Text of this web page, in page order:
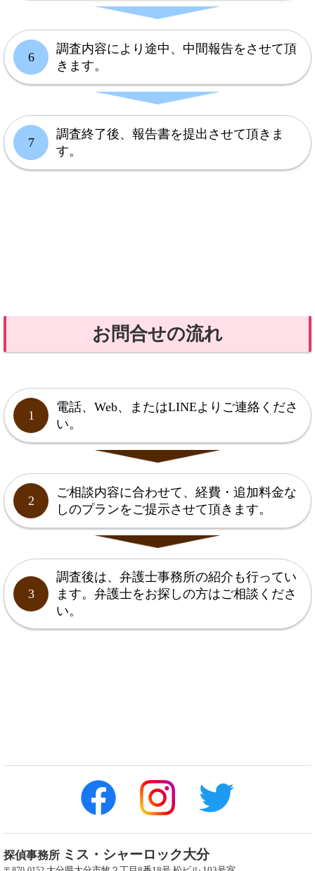
6
調査内容により途中、中間報告をさせて頂
きます。
7
調査終了後、報告書を提出させて頂きま
す。
お問合せの流れ
1
電話、Web、またはLINEよりご連絡くださ
い。
2
ご相談内容に合わせて、経費・追加料金な
しのプランをご提示させて頂きます。
3
調査後は、弁護士事務所の紹介も行ってい
ます。弁護士をお探しの方はご相談くださ
い。
探偵事務所 ミス・シャーロック大分